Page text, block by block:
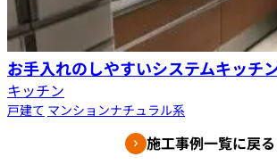
お手入れのしやすいシステムキッチ
キッチン
戸建て マンションナチュラル系
施工事例一覧に戻る